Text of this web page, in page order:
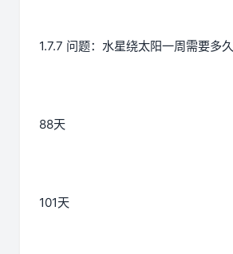
1.7.7 问题：水星绕太阳一周需要多久
88天
101天